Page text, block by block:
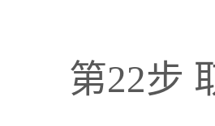
第22步